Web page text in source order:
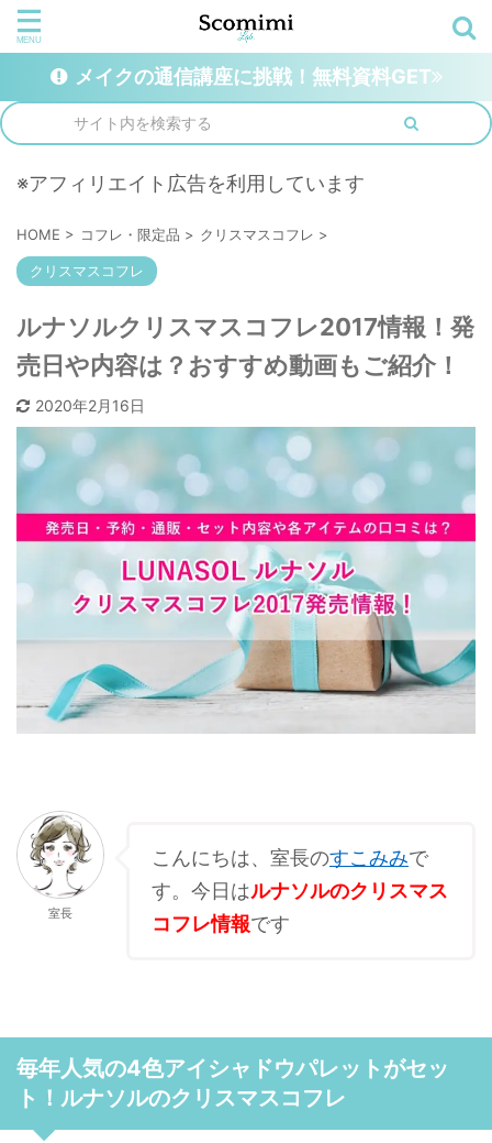
メイクの通信講座に挑戦！無料資料GET
※アフィリエイト広告を利用しています
HOME > コフレ・限定品 > クリスマスコフレ >
クリスマスコフレ
ルナソルクリスマスコフレ2017情報！発
売日や内容は？おすすめ動画もご紹介！
2020年2月16日
室長
こんにちは、室長のすこみみで
す。今日はルナソルのクリスマス
コフレ情報です
毎年人気の4色アイシャドウパレットがセッ
ト！ルナソルのクリスマスコフレ